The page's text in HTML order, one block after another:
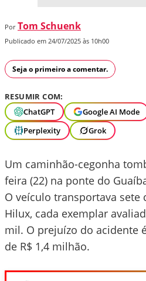
Por Tom Schuenk
Publicado em 24/07/2025 às 10h00
Seja o primeiro a comentar.
RESUMIR COM:
ChatGPT
Google AI Mode
Perplexity
Grok
Um caminhão-cegonha
feira (22) na ponte do
O veículo transportava sete
Hilux, cada exemplar
mil. O prejuízo do acidente
de R$ 1,4 milhão.